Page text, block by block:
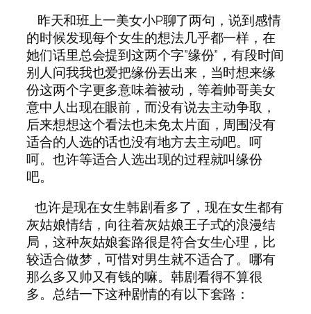
昨天和班上一美女小P聊了两句，说到感情
的时候发现每个女生的想法几乎都一样，在
她们话里总会提到这两个字”缘份”，有段时间
别人问我我也爱把缘份丟出来，当时想来缘
份这两个字更多意味着被动，等着帅哥美女
意中人出现在眼前，而没有说去主动争取，
后来想想这个看法也未免太片面，周围没有
适合的人选的话也没有地方去主动吧。呵
呵。也许等适合人选出现的过程就叫缘份
吧。
也许是现在女生韩剧看多了，现在女生都有
灰姑娘情结，向往着灰姑娘王子式的浪漫结
局，这种灰姑娘套路很是符合女生心理，比
较适合做梦，可惜对男生就不适合了。哪有
那么多又帅又有钱的嘛。韩剧看得不算很
多。总结一下这种剧情的有以下套路：